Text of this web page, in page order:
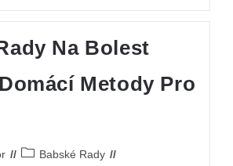
Na Bolest
Metody Pro
Babské Rady